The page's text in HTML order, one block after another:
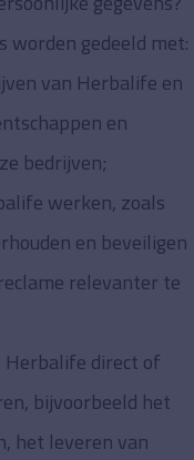
worden gedeeld met:
van Herbalife en
en
bedrijven;
werken, zoals
en beveiligen
relevanter te
Herbalife direct of
bijvoorbeeld het
het leveren van